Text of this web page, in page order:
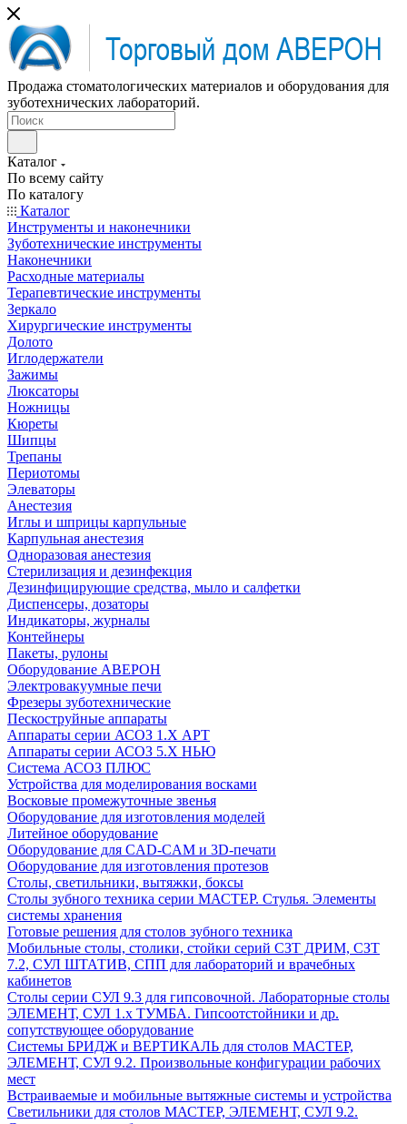
Продажа стоматологических материалов и оборудования для
зуботехнических лабораторий.
Каталог
По всему сайту
По каталогу
Каталог
Инструменты и наконечники
Зуботехнические инструменты
Наконечники
Расходные материалы
Терапевтические инструменты
Зеркало
Хирургические инструменты
Долото
Иглодержатели
Зажимы
Люксаторы
Ножницы
Кюреты
Шипцы
Трепаны
Периотомы
Элеваторы
Анестезия
Иглы и шприцы карпульные
Карпульная анестезия
Одноразовая анестезия
Стерилизация и дезинфекция
Дезинфицирующие средства, мыло и салфетки
Диспенсеры, дозаторы
Индикаторы, журналы
Контейнеры
Пакеты, рулоны
Оборудование АВЕРОН
Электровакуумные печи
Фрезеры зуботехнические
Пескоструйные аппараты
Аппараты серии АСОЗ 1.Х АРТ
Аппараты серии АСОЗ 5.Х НЬЮ
Система АСОЗ ПЛЮС
Устройства для моделирования восками
Восковые промежуточные звенья
Оборудование для изготовления моделей
Литейное оборудование
Оборудование для CAD-CAM и 3D-печати
Оборудование для изготовления протезов
Cтолы, светильники, вытяжки, боксы
Столы зубного техника серии МАСТЕР. Стулья. Элементы
системы хранения
Готовые решения для столов зубного техника
Мобильные столы, столики, стойки серий СЗТ ДРИМ, СЗТ
7.2, СУЛ ШТАТИВ, СПП для лабораторий и врачебных
кабинетов
Столы серии СУЛ 9.3 для гипсовочной. Лабораторные столы
ЭЛЕМЕНТ, СУЛ 1.х ТУМБА. Гипсоотстойники и др.
сопутствующее оборудование
Системы БРИДЖ и ВЕРТИКАЛЬ для столов МАСТЕР,
ЭЛЕМЕНТ, СУЛ 9.2. Произвольные конфигурации рабочих
мест
Встраиваемые и мобильные вытяжные системы и устройства
Светильники для столов МАСТЕР, ЭЛЕМЕНТ, СУЛ 9.2.